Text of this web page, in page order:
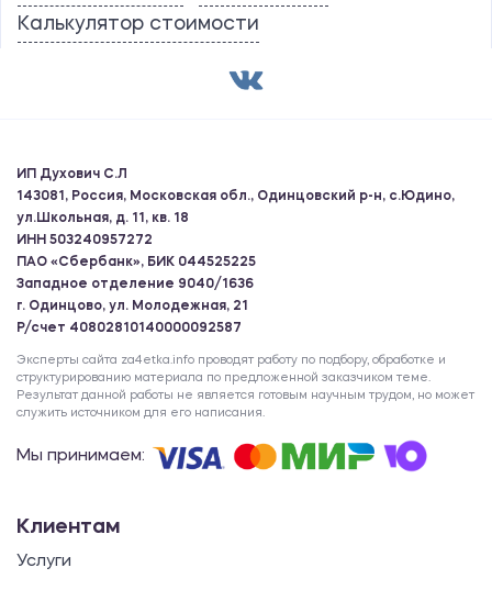
Калькулятор стоимости
ИП Духович С.Л
143081, Россия, Московская обл., Одинцовский р-н, с.Юдино,
ул.Школьная, д. 11, кв. 18
ИНН 503240957272
ПАО «Сбербанк», БИК 044525225
Западное отделение 9040/1636
г. Одинцово, ул. Молодежная, 21
Р/счет 40802810140000092587
Эксперты сайта za4etka.info проводят работу по подбору, обработке и
структурированию материала по предложенной заказчиком теме.
Результат данной работы не является готовым научным трудом, но может
служить источником для его написания.
Мы принимаем:
Клиентам
Услуги